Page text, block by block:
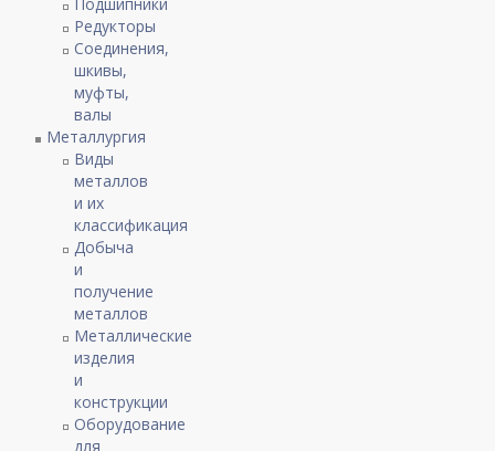
Редукторы
Соединения,
шкивы,
муфты,
валы
Металлургия
Виды
металлов
и их
классификация
Добыча
и
получение
металлов
Металлические
изделия
и
конструкции
Оборудование
для